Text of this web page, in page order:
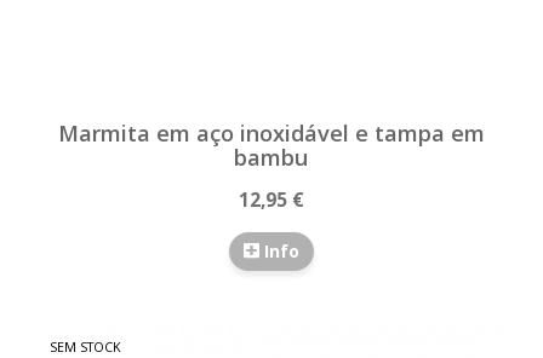
Marmita em aço inoxidável e tampa em
bambu
12,95 €
Info
SEM STOCK